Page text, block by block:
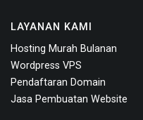
LAYANAN KAMI
Hosting Murah Bulanan
Wordpress VPS
Pendaftaran Domain
Jasa Pembuatan Website